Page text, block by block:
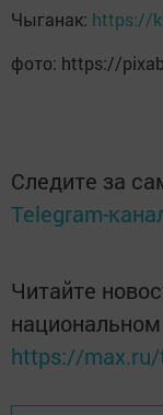
Чыганак: https://
фото: https://
Следите за
Telegram-
Читайте
https://